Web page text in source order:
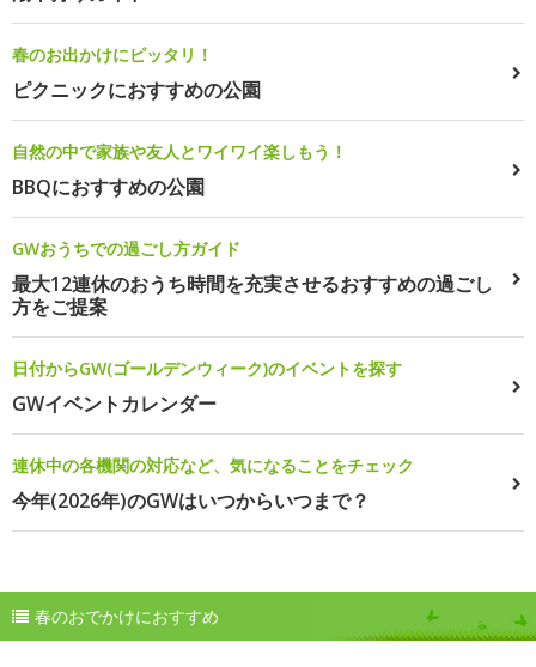
春のお出かけにピッタリ！
ピクニックにおすすめの公園
自然の中で家族や友人とワイワイ楽しもう！
BBQにおすすめの公園
GWおうちでの過ごし方ガイド
最大12連休のおうち時間を充実させるおすすめの過ごし
方をご提案
日付からGW(ゴールデンウィーク)のイベントを探す
GWイベントカレンダー
連休中の各機関の対応など、気になることをチェック
今年(2026年)のGWはいつからいつまで？
春のおでかけにおすすめ